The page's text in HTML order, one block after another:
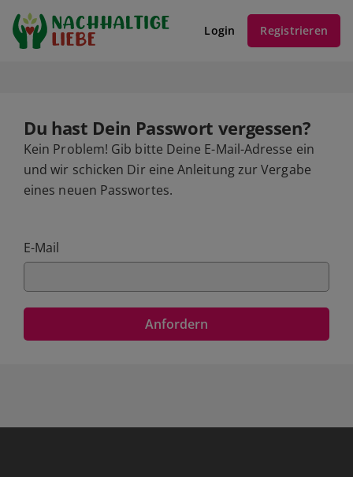
Login Registrieren
Du hast Dein Passwort vergessen?
Kein Problem! Gib bitte Deine E-Mail-Adresse ein
und wir schicken Dir eine Anleitung zur Vergabe
eines neuen Passwortes.
E-Mail
Anfordern